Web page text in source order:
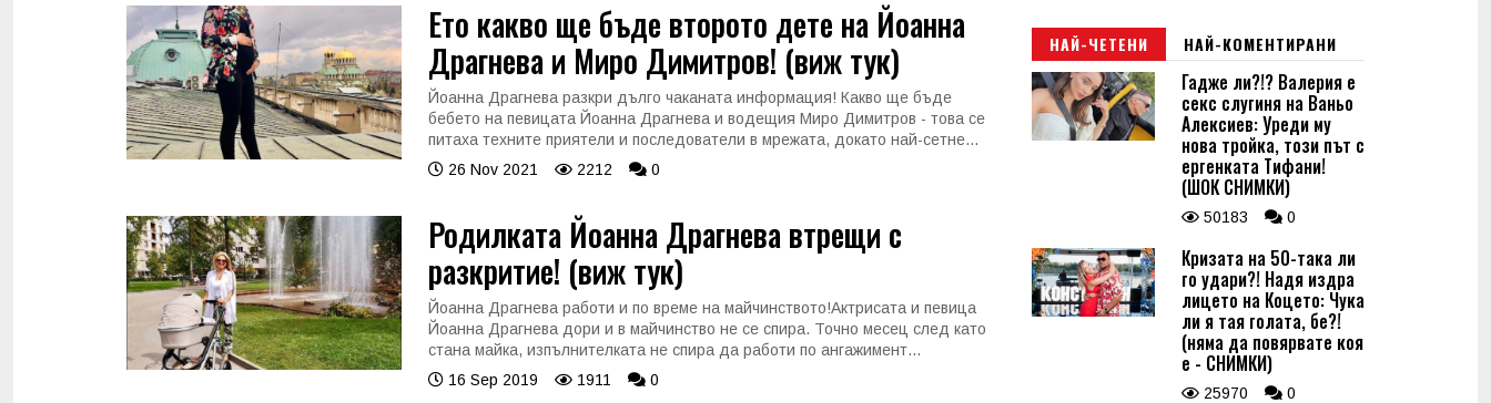
Ето какво ще бъде второто дете на Йоанна
Драгнева и Миро Димитров! (виж тук)
Йоанна Драгнева разкри дълго чаканата информация! Какво ще бъде
бебето на певицата Йоанна Драгнева и водещия Миро Димитров - това се
питаха техните приятели и последователи в мрежата, докато най-сетне...
26 Nov 2021
2212 0
Родилката Йоанна Драгнева втрещи с
разкритие! (виж тук)
Йоанна Драгнева работи и по време на майчинството!Актрисата и певица
Йоанна Драгнева дори и в майчинство не се спира. Точно месец след като
стана майка, изпълнителката не спира да работи по ангажимент...
16 Sep 2019
1911 0
НАЙ-ЧЕТЕНИ НАЙ-КОМЕНТИРАНИ
Гадже ли?!? Валерия е
секс слугиня на Ваньо
Алексиев: Уреди му
нова тройка, този път с
ергенката Тифани!
(ШОК СНИМКИ)
50183 0
Кризата на 50-така ли
го удари?! Надя издра
лицето на Коцето: Чука
ли я тая голата, бе?!
(няма да повярвате коя
е - СНИМКИ)
25970 0